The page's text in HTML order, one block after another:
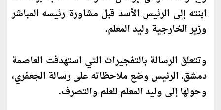
ابنته إلى الرئيس الأسد قبل مشاورة رئيسه المباشر
وزير الخارجية وليد المعلم.
وتتعلق الرسالة بالتفجيرات التي استهدفت العاصمة
دمشق. الرئيس وضع ملاحظاته على رسالة الجعفري،
وحولها إلى وليد المعلم للعلم والتصرف.